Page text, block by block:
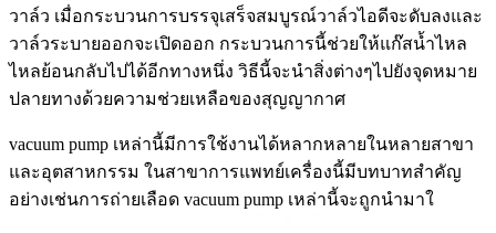
วาล์ว เมื่อกระบวนการบรรจุเสร็จสมบูรณ์วาล์วไอดีจะดับลงและ
วาล์วระบายออกจะเปิดออก กระบวนการนี้ช่วยให้แก๊สน้ำไหล
ไหลย้อนกลับไปได้อีกทางหนึ่ง วิธีนี้จะนำสิ่งต่างๆไปยังจุดหมาย
ปลายทางด้วยความช่วยเหลือของสุญญากาศ
vacuum pump เหล่านี้มีการใช้งานได้หลากหลายในหลายสาขา
และอุตสาหกรรม ในสาขาการแพทย์เครื่องนี้มีบทบาทสำคัญ
อย่างเช่นการถ่ายเลือด vacuum pump เหล่านี้จะถูกนำมาใ